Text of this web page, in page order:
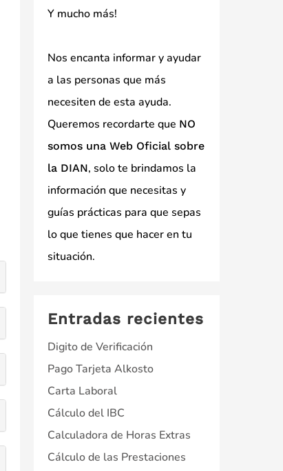
Y mucho más!
Nos encanta informar y ayudar
a las personas que más
necesiten de esta ayuda.
Queremos recordarte que NO
somos una Web Oficial sobre
la DIAN, solo te brindamos la
información que necesitas y
guías prácticas para que sepas
lo que tienes que hacer en tu
situación.
Entradas recientes
Digito de Verificación
Pago Tarjeta Alkosto
Carta Laboral
Cálculo del IBC
Calculadora de Horas Extras
Cálculo de las Prestaciones